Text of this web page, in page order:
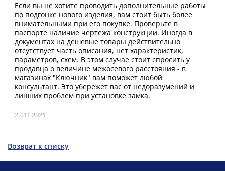
Если вы не хотите проводить дополнительные работы
по подгонке нового изделия, вам стоит быть более
внимательными при его покупке. Проверьте в
паспорте наличие чертежа конструкции. Иногда в
документах на дешевые товары действительно
отсутствует часть описания, нет характеристик,
параметров, схем. В этом случае стоит спросить у
продавца о величине межосевого расстояния - в
магазинах "Ключник" вам поможет любой
консультант. Это убережет вас от недоразумений и
лишних проблем при установке замка.
22.11.2021
Возврат к списку